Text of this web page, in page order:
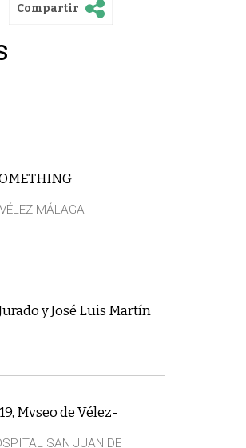
Compartir
MÁLAGA
y José Luis Martín
Mvseo de Vélez-
SAN JUAN DE